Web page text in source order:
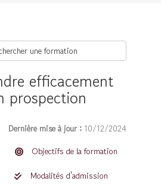
une formation
efficacement
prospection
Dernière mise à jour : 10/12/2024
Objectifs de la formation
Modalités d'admission